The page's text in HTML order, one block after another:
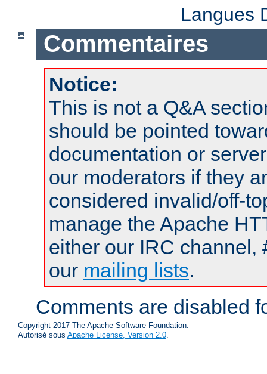
Langues
Commentaires
Notice:
This is not a Q&A
should be pointed
documentation or
our moderators if they
considered invalid/off-
manage the Apache
either our IRC channel,
our mailing lists.
Comments are disabled
Copyright 2017 The Apache Software Foundation.
Autorisé sous Apache License, Version 2.0